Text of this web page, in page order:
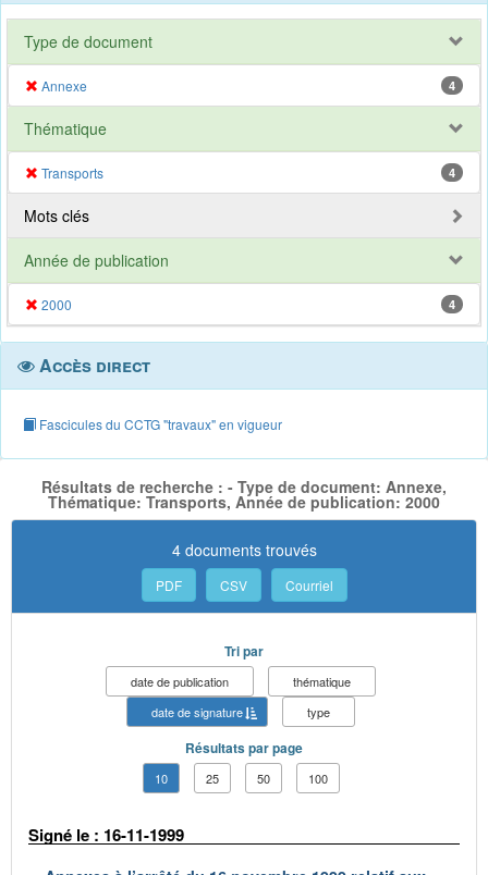
Type de document
Annexe 4
Thématique
Transports 4
Mots clés
Année de publication
2000 4
Accès direct
Fascicules du CCTG "travaux" en vigueur
Résultats de recherche : - Type de document: Annexe,
Thématique: Transports, Année de publication: 2000
4 documents trouvés
PDF CSV Courriel
Tri par
date de publication
thématique
date de signature
type
Résultats par page
10 25 50 100
Signé le : 16-11-1999